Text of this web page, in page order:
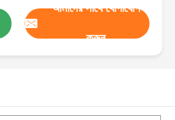
আমাদের সাথে যোগাযোগ
করুন